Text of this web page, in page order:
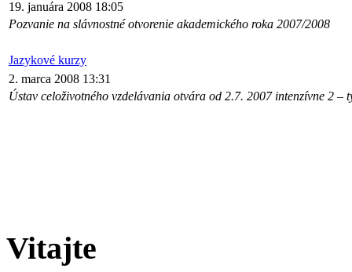
19. januára 2008 18:05
Pozvanie na slávnostné otvorenie akademického roka 2007/2008
Jazykové kurzy
2. marca 2008 13:31
Ústav celoživotného vzdelávania otvára od 2.7. 2007 intenzívne 2 –
Vitajte